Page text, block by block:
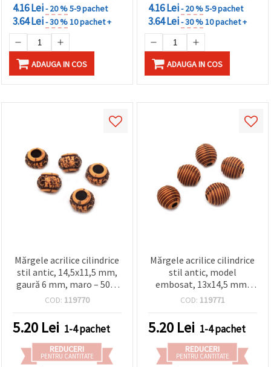
4.16 Lei- 20 %5-9 pachet
3.64 Lei- 30 %10 pachet +
ADAUGA IN COS
4.16 Lei- 20 %5-9 pachet
3.64 Lei- 30 %10 pachet +
ADAUGA IN COS
Mărgele acrilice cilindrice
stil antic, 14,5x11,5 mm,
gaură 6 mm, maro – 50 g
(~41 buc.)
COD: 119770
5.20 Lei 1-4 pachet
REDUCERI
PENTRU CANTITATE
Mărgele acrilice cilindrice
stil antic, model
embosat, 13x14,5 mm,
orificiu 3,5 mm, maro – 50
COD: 119771
5.20 Lei 1-4 pachet
REDUCERI
PENTRU CANTITATE